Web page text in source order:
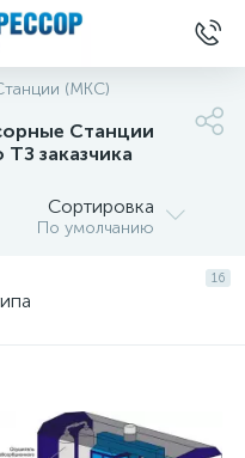
(МКС)
Станции
заказчика
Сортировка
По умолчанию
16